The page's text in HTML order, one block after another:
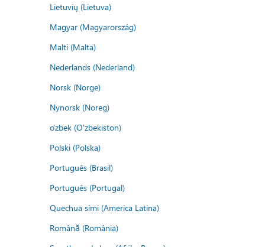
Lietuvių (Lietuva)
Magyar (Magyarország)
Malti (Malta)
Nederlands (Nederland)
Norsk (Norge)
Nynorsk (Noreg)
o'zbek (O'zbekiston)
Polski (Polska)
Português (Brasil)
Português (Portugal)
Quechua simi (America Latina)
Română (România)